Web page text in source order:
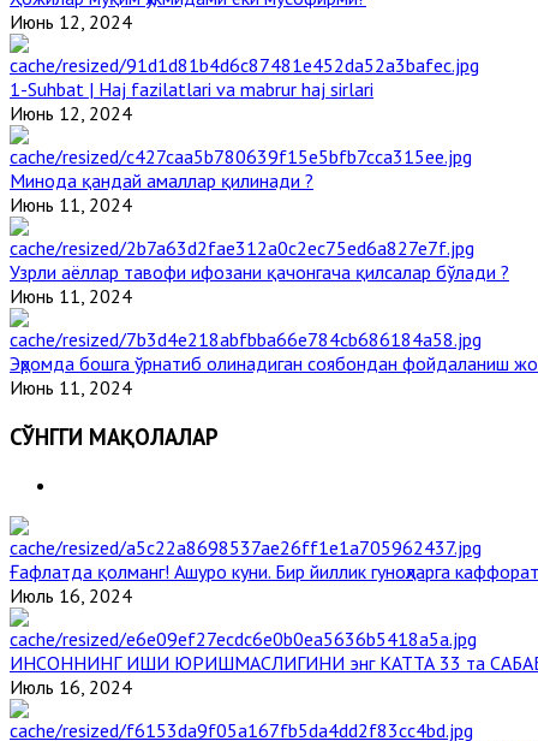
Июнь 12, 2024
1-Suhbat | Haj fazilatlari va mabrur haj sirlari
Июнь 12, 2024
Минода қандай амаллар қилинади ?
Июнь 11, 2024
Узрли аёллар тавофи ифозани қачонгача қилсалар бўлади ?
Июнь 11, 2024
Эҳромда бошга ўрнатиб олинадиган соябондан фойдаланиш
Июнь 11, 2024
СЎНГГИ МАҚОЛАЛАР
Ғафлатда қолманг! Ашуро куни. Бир йиллик гуноҳларга
Июль 16, 2024
ИНСОННИНГ ИШИ ЮРИШМАСЛИГИНИ энг КАТТА 33 та
Июль 16, 2024